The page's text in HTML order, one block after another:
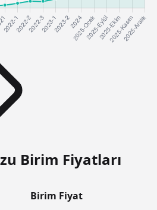
Birim Fiyatları
Birim Fiyat